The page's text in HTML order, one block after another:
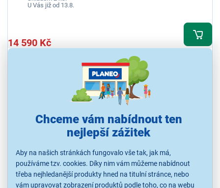
Chceme vám nabídnout ten
nejlepší zážitek
Aby na našich stránkách fungovalo vše tak, jak má,
používáme tzv. cookies. Díky nim vám můžeme nabídnout
třeba nejhledanější produkty hned na titulní stránce, nebo
vám upravovat zobrazení produktů podle toho, co na webu
U Vás již od 13.8.
14 590 Kč
DJI Neo 2 Fly More Combo (DJI RC-N3)
Dron, konstrukce pevná, doba letu 19 min, ovládání mobilem,
legislativní třída C0, baterie Li-Ion, formáty fotografií JPEG, formáty